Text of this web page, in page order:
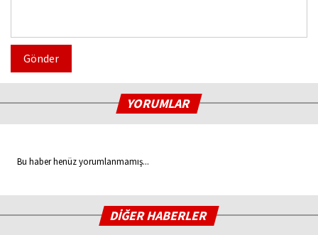
Gönder
YORUMLAR
Bu haber henüz yorumlanmamış...
DİĞER HABERLER